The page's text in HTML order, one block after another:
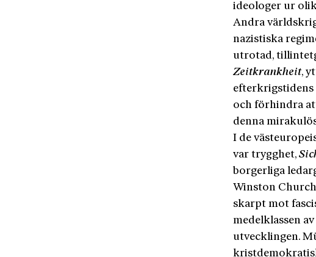
ideologer ur
Andra
nazistiska
utrotad,
Zeitkrankheit,
efterkrigstidens
och förhindra
denna
I de
var trygghet,
borgerliga
Winston
skarpt mot
medelklassen
utvecklingen.